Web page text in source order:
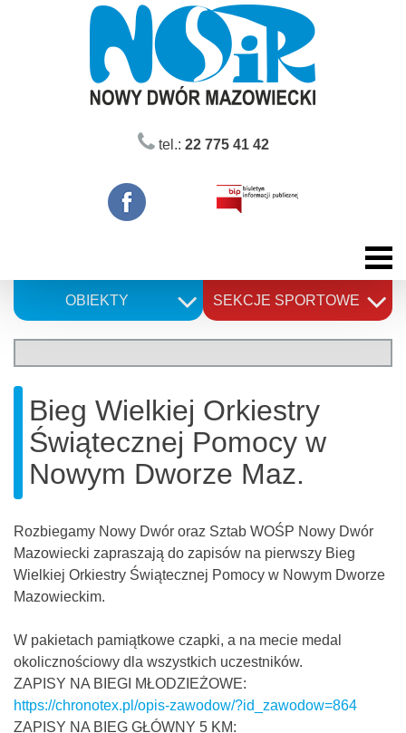
tel.: 22 775 41 42
OBIEKTY SEKCJE SPORTOWE
Bieg Wielkiej Orkiestry
Świątecznej Pomocy w
Nowym Dworze Maz.
Rozbiegamy Nowy Dwór oraz Sztab WOŚP Nowy Dwór
Mazowiecki zapraszają do zapisów na pierwszy Bieg
Wielkiej Orkiestry Świątecznej Pomocy w Nowym Dworze
Mazowieckim.
W pakietach pamiątkowe czapki, a na mecie medal
okolicznościowy dla wszystkich uczestników.
ZAPISY NA BIEGI MŁODZIEŻOWE:
https://chronotex.pl/opis-zawodow/?id_zawodow=864
ZAPISY NA BIEG GŁÓWNY 5 KM: